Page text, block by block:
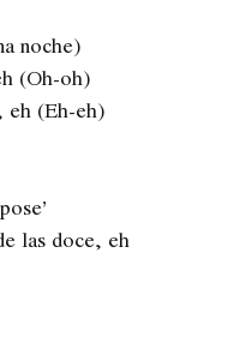
noche)
(Oh-oh)
eh (Eh-eh)
las doce, eh